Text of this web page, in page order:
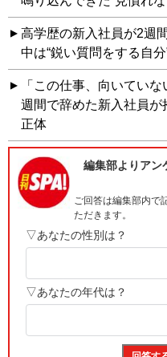
高学歴の新入社員が2週
中は“鋭い質問をする自分
「この仕事、向いてい
週間で辞めた新入社員が
正体